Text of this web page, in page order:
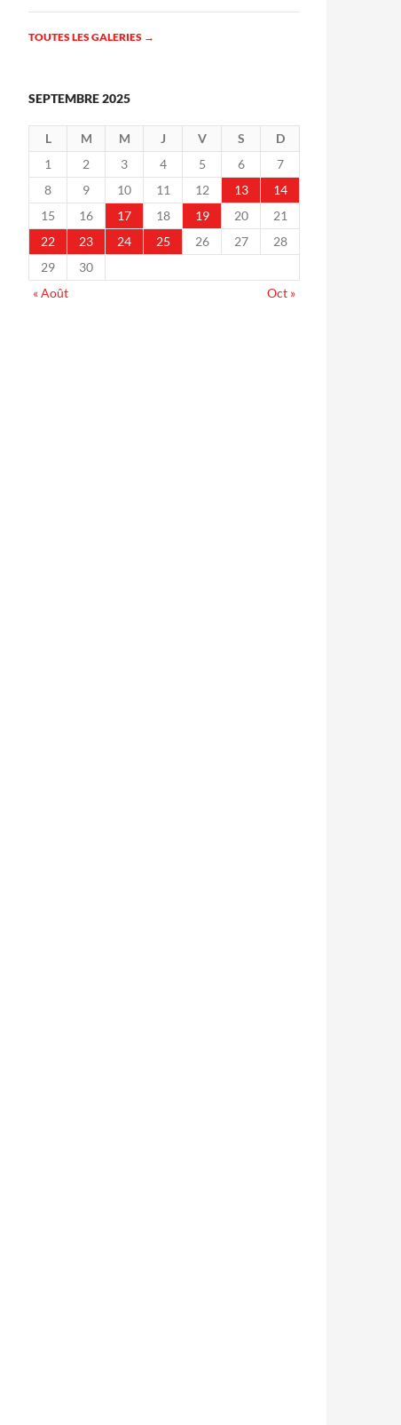
TOUTES LES GALERIES →
SEPTEMBRE 2025
L M M J V S
D
1
2 3 4 5 6
7
8
9 10 11 12 13
14
15
16 17 18 19 20
21
22
23 24 25 26 27
28
29
30
« Août
Oct »